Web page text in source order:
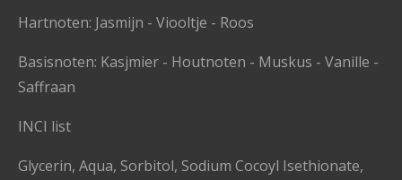
Hartnoten: Jasmijn - Viooltje - Roos
Basisnoten: Kasjmier - Houtnoten - Muskus - Vanille -
Saffraan
INCI list
Glycerin, Aqua, Sorbitol, Sodium Cocoyl Isethionate,